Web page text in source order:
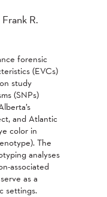
R.
forensic
(EVCs)
study
(SNPs)
and Atlantic
color in
The
analyses
associated
as a
settings.